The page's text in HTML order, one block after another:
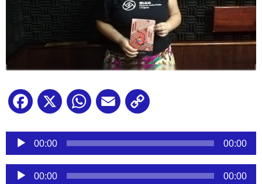
Facebook
X WhatsApp
Email
Reproductor
audio
00:00 00:00
Reproductor
00:00 00:00